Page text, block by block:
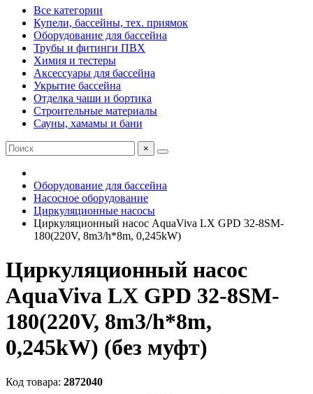
Все категории
Купели, бассейны, тех. приямок
Оборудование для бассейна
Трубы и фитинги ПВХ
Химия и тестеры
Аксессуары для бассейна
Укрытие бассейна
Отделка чаши и бортика
Строительные материалы
Сауны, хамамы и бани
×
Оборудование для бассейна
Насосное оборудование
Циркуляционные насосы
Циркуляционный насос AquaViva LX GPD 32-8SM-
180(220V, 8m3/h*8m, 0,245kW)
Циркуляционный насос
AquaViva LX GPD 32-8SM-
180(220V, 8m3/h*8m,
0,245kW) (без муфт)
Код товара: 2872040